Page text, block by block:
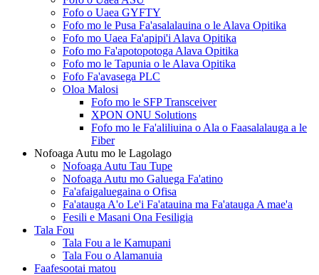
Fofo o Uaea GYFTY
Fofo mo le Pusa Fa'asalalauina o le Alava Opitika
Fofo mo Uaea Fa'apipi'i Alava Opitika
Fofo mo Fa'apotopotoga Alava Opitika
Fofo mo le Tapunia o le Alava Opitika
Fofo Fa'avasega PLC
Oloa Malosi
Fofo mo le SFP Transceiver
XPON ONU Solutions
Fofo mo le Fa'aliliuina o Ala o Faasalalauga a le
Fiber
Nofoaga Autu mo le Lagolago
Nofoaga Autu Tau Tupe
Nofoaga Autu mo Galuega Fa'atino
Fa'afaigaluegaina o Ofisa
Fa'atauga A'o Le'i Fa'atauina ma Fa'atauga A mae'a
Fesili e Masani Ona Fesiligia
Tala Fou
Tala Fou a le Kamupani
Tala Fou o Alamanuia
Faafesootai matou